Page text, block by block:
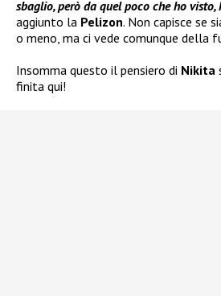
sbaglio, però da quel poco che ho visto,
aggiunto la Pelizon. Non capisce se
o meno, ma ci vede comunque della
Insomma questo il pensiero di Nikita
finita qui!